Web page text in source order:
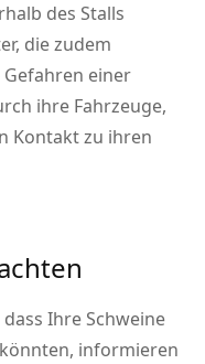
des Stalls
die zudem
Gefahren einer
ihre Fahrzeuge,
Kontakt zu ihren
Ihre Schweine
informieren